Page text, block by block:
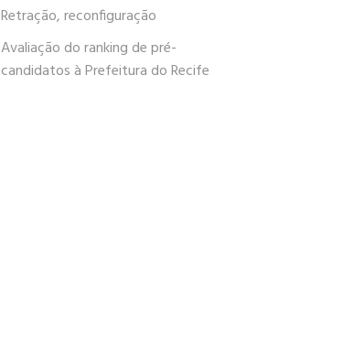
Retração, reconfiguração
Avaliação do ranking de pré-
candidatos à Prefeitura do Recife